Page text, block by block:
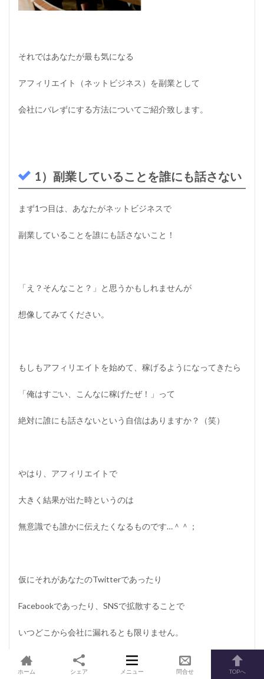
それではあなたが最も気になる
アフィリエイト （ネットビジネス） を副業として
会社にバレずにする方法についてご紹介致します。
1）副業していることを誰にも話さない
まず1つ目は、あなたがネットビジネスで
副業していることを誰にも話さないこと！
「え？そんなこと？」と思うかもしれませんが
想像してみてください。
もしもアフィリエイトを始めて、稼げるようになってきたら
「俺はすごい、こんなに稼げたぜ！」って
絶対に誰にも話さないという自信はありますか？（笑）
やはり、アフィリエイトで
大きく結果が出た時というのは
無意識でも誰かに伝えたくなるものです…＾＾；
仮にそれがあなたのTwitterであったり
Facebookであったり、SNSで拡散することで
いつどこから会社に漏れるとも限りません。
ホーム シェア メニュー 問合せ TOPへ